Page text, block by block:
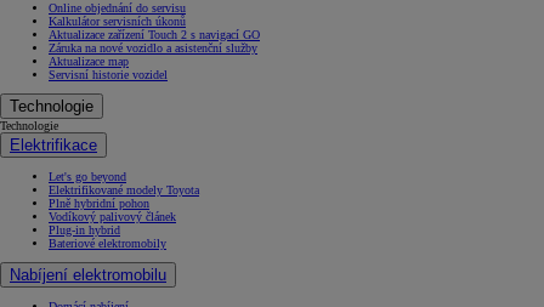
Online objednání do servisu
Kalkulátor servisních úkonů
Aktualizace zařízení Touch 2 s navigací GO
Záruka na nové vozidlo a asistenční služby
Aktualizace map
Servisní historie vozidel
Technologie
Technologie
Elektrifikace
Let's go beyond
Elektrifikované modely Toyota
Plně hybridní pohon
Vodíkový palivový článek
Plug-in hybrid
Bateriové elektromobily
Nabíjení elektromobilu